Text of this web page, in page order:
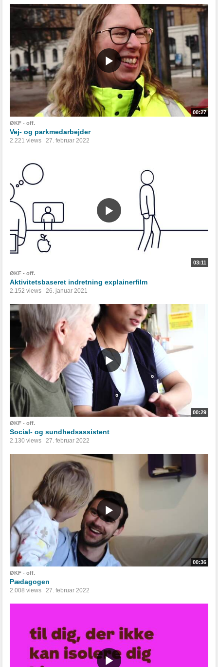
00:27
ØKF - off.
Vej- og parkmedarbejder
2.221 views 27. februar 2022
03:11
ØKF - off.
Aktivitetsbaseret indretning explainerfilm
2.152 views 26. januar 2021
00:29
ØKF - off.
Social- og sundhedsassistent
2.130 views 27. februar 2022
00:36
ØKF - off.
Pædagogen
2.008 views 27. februar 2022